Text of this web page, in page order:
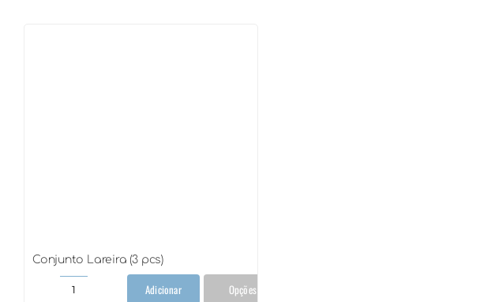
Conjunto Lareira (3 pcs)
Conjunto
Adicionar Opções